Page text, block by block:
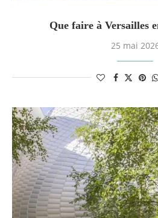
Que faire à Versailles
25 mai